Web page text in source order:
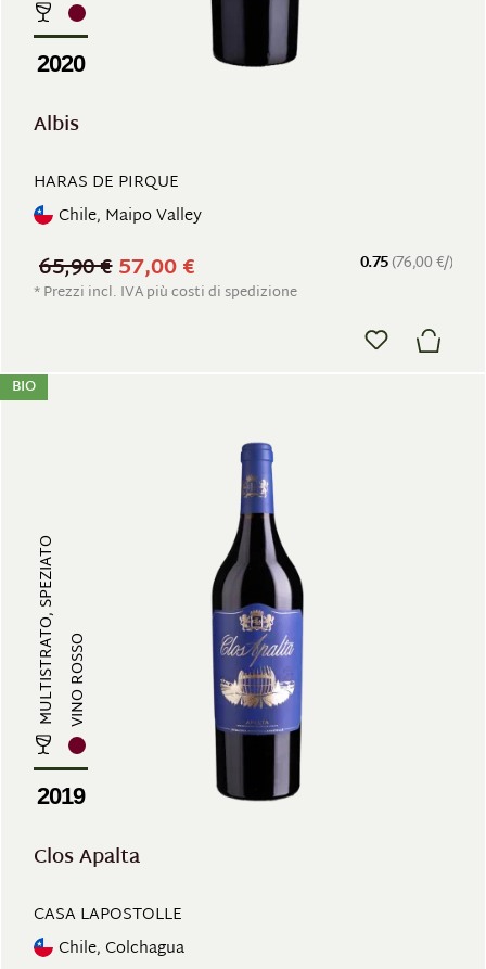
2020
Albis
HARAS DE PIRQUE
Chile, Maipo Valley
0.75(76,00 €/)
57,00 €
65,90 €
* Prezzi incl. IVA più costi di spedizione
BIO
MULTISTRATO, SPEZIATOVINO ROSSO
2019
Clos Apalta
CASA LAPOSTOLLE
Chile, Colchagua